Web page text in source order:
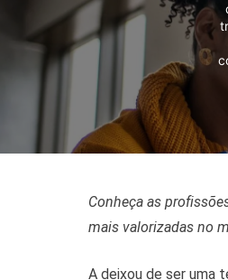
Conheça as
mais valorizadas no
A deixou de ser uma